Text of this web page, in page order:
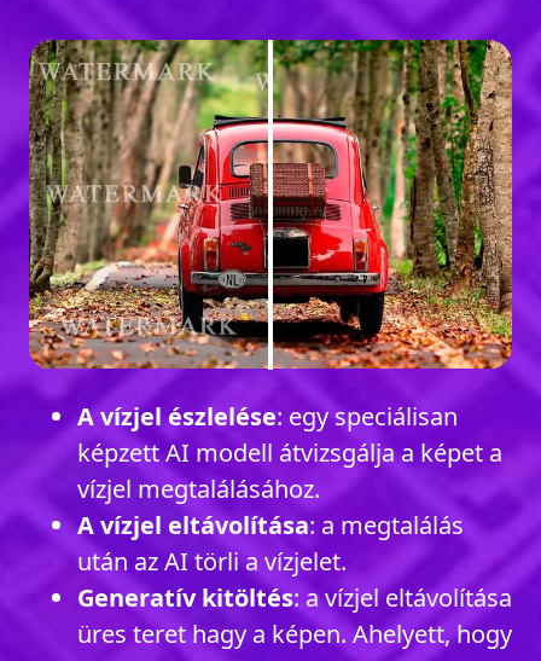
A vízjel észlelése: egy speciálisan
képzett AI modell átvizsgálja a képet a
vízjel megtalálásához.
A vízjel eltávolítása: a megtalálás
után az AI törli a vízjelet.
Generatív kitöltés: a vízjel eltávolítása
üres teret hagy a képen. Ahelyett, hogy